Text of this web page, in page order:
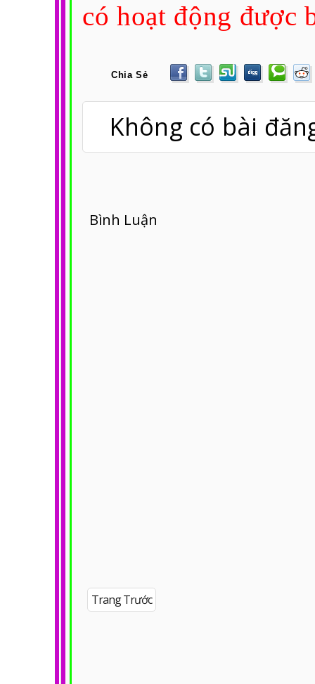
có hoạt động được
Chia Sẻ
Không có bài
Bình Luận
Trang Trước